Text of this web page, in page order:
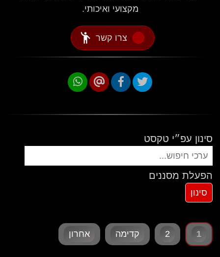
מקצועי ואיכותי.
צרו קשר emoji_people
סינון עפ״י טקסט
הפעלת מסננים
1
2 קדימה אחרון